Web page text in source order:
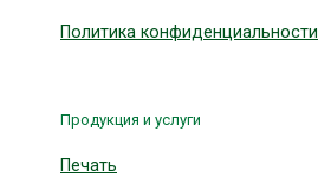
Политика конфиденциальности
Продукция и услуги
Печать